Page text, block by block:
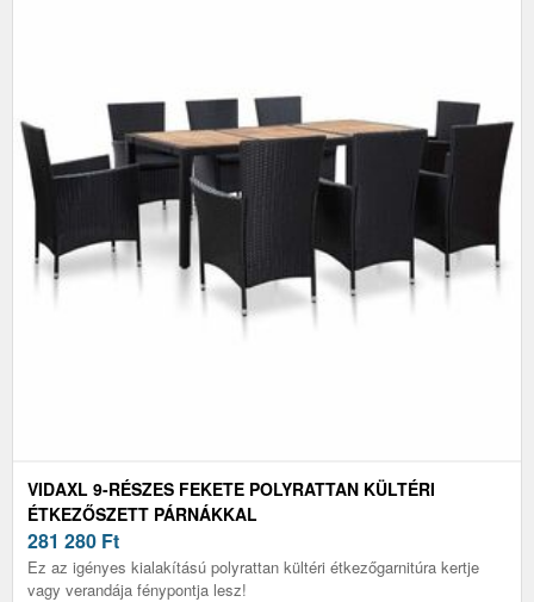
VIDAXL 9-RÉSZES FEKETE POLYRATTAN KÜLTÉRI
ÉTKEZŐSZETT PÁRNÁKKAL
281 280 Ft
Ez az igényes kialakítású polyrattan kültéri étkezőgarnitúra kertje
vagy verandája fénypontja lesz!